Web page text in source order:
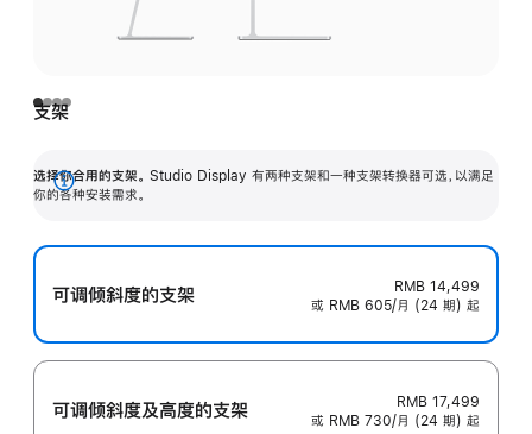
支架
选择你合用的支架。 Studio Display 有两种支架和一种支架转换器可选，以满足
你的各种安装需求。
展
可调倾斜度的支架
RMB 14,499
或 RMB 605/月 (24 期) 起
可调倾斜度及高‍度的支‍架
RMB 17,499
或 RMB 730/月 (24 期) 起